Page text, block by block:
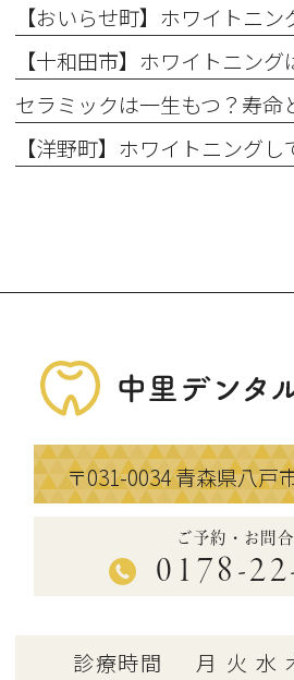
〒031-0034青森県八戸
ご予約・お問
0178-
診療時間 月 火 水